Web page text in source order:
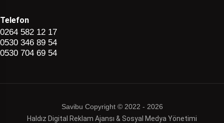
Telefon
0264 582 12 17
0530 346 89 54
0530 704 69 54
Savibu Copyright © 2022 - 2026
Haldız Digital Reklam Ajansı & Sosyal Medya Yönetimi